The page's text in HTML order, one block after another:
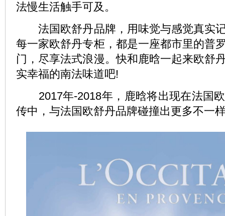
法慢生活触手可及。
法国欧舒丹品牌，用味觉与感觉真实
每一家欧舒丹专柜，都是一座都市里的普
门，尽享法式浪漫。快和鹿晗一起来欧舒
实幸福的南法味道吧!
2017年-2018年，鹿晗将出现在法国欧
传中，与法国欧舒丹品牌碰撞出更多不一